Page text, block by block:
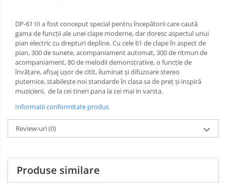
DP-61 III a fost conceput special pentru începătorii care caută
gama de funcții ale unei clape moderne, dar doresc aspectul unui
pian electric cu drepturi depline. Cu cele 61 de clape în aspect de
pian, 300 de sunete, acompaniament automat, 300 de ritmuri de
acompaniament, 80 de melodii demonstrative, o funcție de
învățare, afișaj ușor de citit, iluminat și difuzoare stereo
puternice, stabilește noi standarde în clasa sa de preț și inspiră
muzicieni, de la cei tineri pana la cei mai in varsta.
Informatii conformitate produs
Review-uri(0)
Produse similare